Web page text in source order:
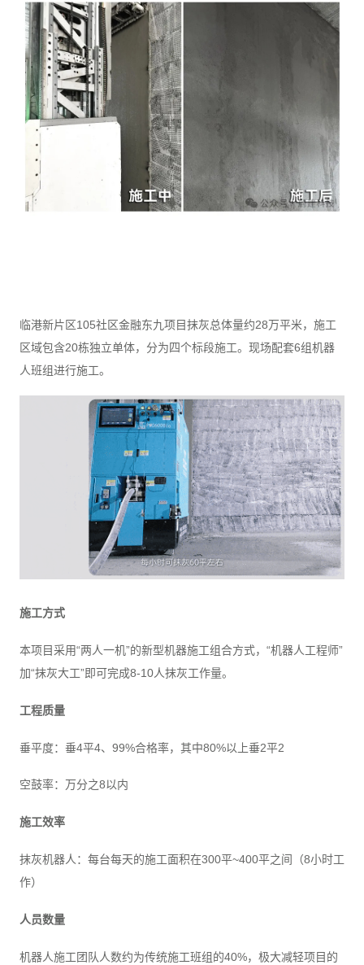
临港新片区105社区金融东九项目抹灰总体量约28万平米，施工
区域包含20栋独立单体，分为四个标段施工。现场配套6组机器
人班组进行施工。
施工方式
本项目采用“两人一机”的新型机器施工组合方式，“机器人工程师”
加“抹灰大工”即可完成8-10人抹灰工作量。
工程质量
垂平度：垂4平4、99%合格率，其中80%以上垂2平2
空鼓率：万分之8以内
施工效率
抹灰机器人：每台每天的施工面积在300平~400平之间（8小时工
作）
人员数量
机器人施工团队人数约为传统施工班组的40%，极大减轻项目的